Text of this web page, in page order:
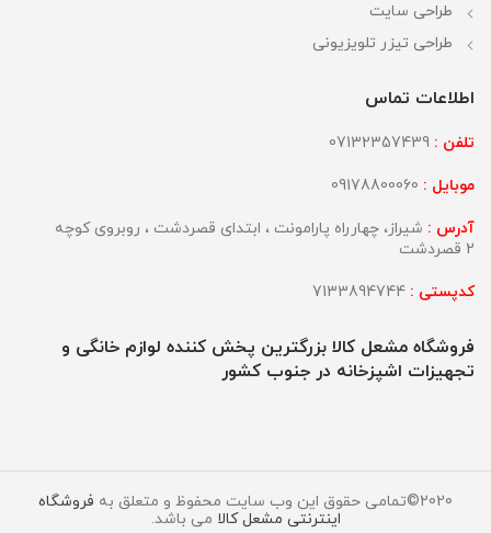
طراحی سایت
طراحی تیزر تلویزیونی
اطلاعات تماس
تلفن :
موبایل :
آدرس : شیراز، چهارراه پارامونت ، ابتدای قصردشت ، روبروی کوچه
2 قصردشت
کدپستی :
فروشگاه مشعل کالا بزرگترین پخش کننده لوازم خانگی و
تجهیزات اشپزخانه در جنوب کشور
2020©تمامی حقوق این وب سایت محفوظ و متعلق به
فروشگاه
اینترنتی مشعل کالا می باشد.